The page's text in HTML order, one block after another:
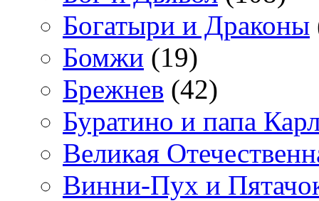
Богатыри и Драконы
Бомжи (19)
Брежнев (42)
Буратино и папа
Великая
Винни-Пух и